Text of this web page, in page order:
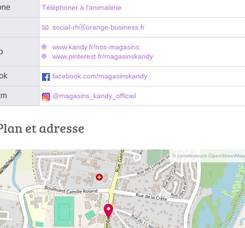
Téléphoner à l'animalerie
social-rhⓐorange-business.fr
www.kandy.fr/nos-magasins
www.pinterest.fr/magasinskandy
facebook.com/magasinskandy
@magasins_kandy_officiel
et adresse
© contributeurs OpenStreetMap